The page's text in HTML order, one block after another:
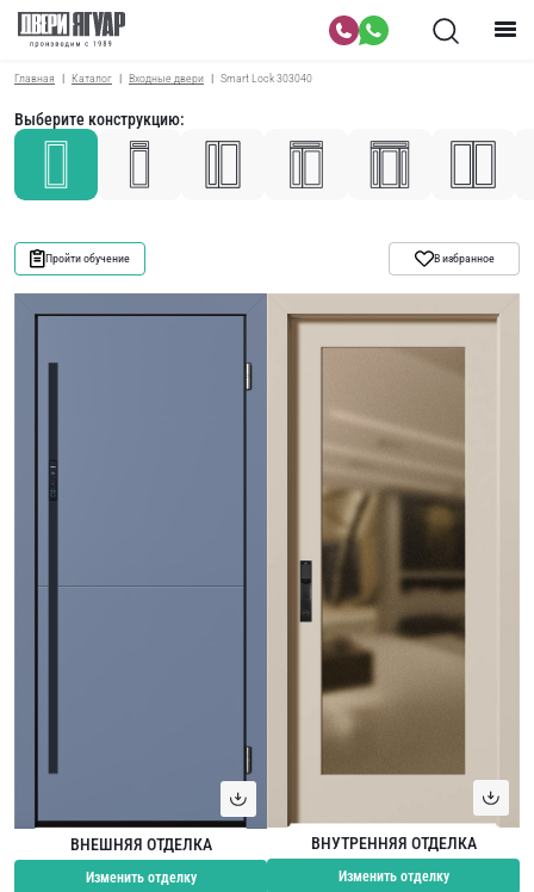
Главная Каталог Входные двери Smart Lock 303040
Выберите конструкцию:
Пройти обучение В избранное
ВНЕШНЯЯ ОТДЕЛКА
Изменить отделку
ВНУТРЕННЯЯ ОТДЕЛКА
Изменить отделку